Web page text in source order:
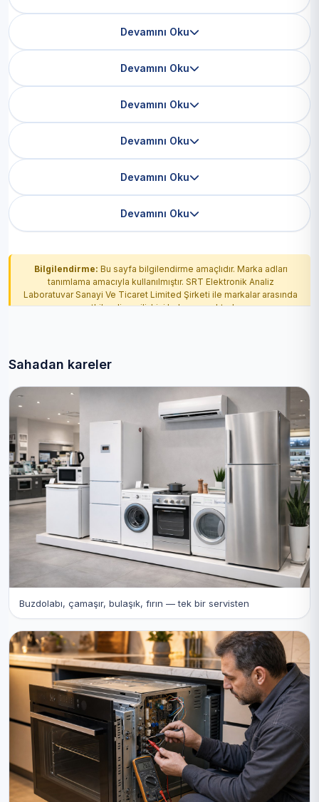
Devamını Oku
Devamını Oku
Devamını Oku
Devamını Oku
Devamını Oku
Devamını Oku
Bilgilendirme: Bu sayfa bilgilendirme amaçlıdır. Marka adları
tanımlama amacıyla kullanılmıştır. SRT Elektronik Analiz
Laboratuvar Sanayi Ve Ticaret Limited Şirketi ile markalar arasında
yetkilendirme ilişkisi bulunmamaktadır.
Sahadan kareler
Buzdolabı, çamaşır, bulaşık, fırın — tek bir servisten